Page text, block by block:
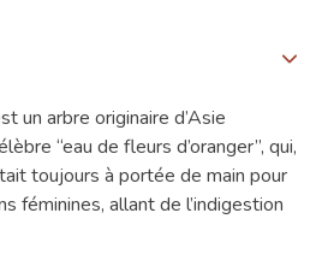
un arbre originaire d’Asie
“eau de fleurs d’oranger”, qui,
toujours à portée de main pour
féminines, allant de l’indigestion